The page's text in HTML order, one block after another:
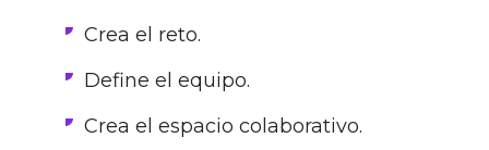
Crea el reto.
Define el equipo.
Crea el espacio colaborativo.